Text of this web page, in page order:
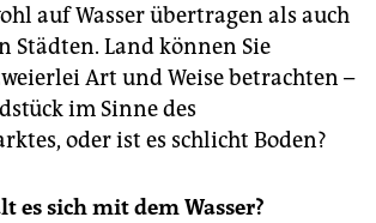
auf Wasser übertragen als auch
Städten. Land können Sie
Art und Weise betrachten –
im Sinne des
oder ist es schlicht Boden?
es sich mit dem Wasser?